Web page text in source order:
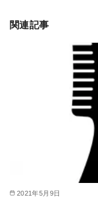
関連記事
2021年5月9日